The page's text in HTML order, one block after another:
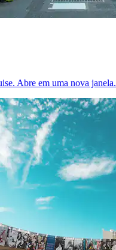
Abre em uma nova janela.